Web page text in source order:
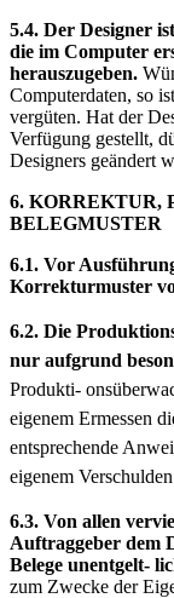
5.4. Der Designer
die im Computer
herauszugeben.
Computerdaten, so
vergüten. Hat der
Verfügung gestellt,
Designers geändert
6. KORREKTUR,
BELEGMUSTER
6.1. Vor
Korrekturmuster
6.2. Die
nur aufgrund
Produkti-
eigenem Ermessen
entsprechende
eigenem
6.3. Von allen
Auftraggeber dem
Belege unentgelt-
zum Zwecke der